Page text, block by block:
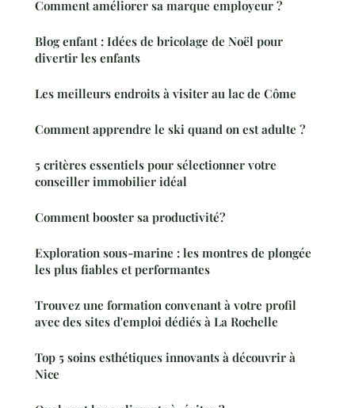
Comment améliorer sa marque employeur ?
Blog enfant : Idées de bricolage de Noël pour
divertir les enfants
Les meilleurs endroits à visiter au lac de Côme
Comment apprendre le ski quand on est adulte ?
5 critères essentiels pour sélectionner votre
conseiller immobilier idéal
Comment booster sa productivité?
Exploration sous-marine : les montres de plongée
les plus fiables et performantes
Trouvez une formation convenant à votre profil
avec des sites d'emploi dédiés à La Rochelle
Top 5 soins esthétiques innovants à découvrir à
Nice